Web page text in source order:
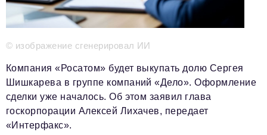
Отдел рекламы
reklama@business-magazine.online
podpiska@business-magazine.online
Отдел по работе с партнерами
partner@business-magazine.online
© изображение сгенерировал ИИ
Компания «Росатом» будет выкупать долю Сергея
Шишкарева в группе компаний «Дело». Оформление
сделки уже началось. Об этом заявил глава
госкорпорации Алексей Лихачев, передает
«Интерфакс».